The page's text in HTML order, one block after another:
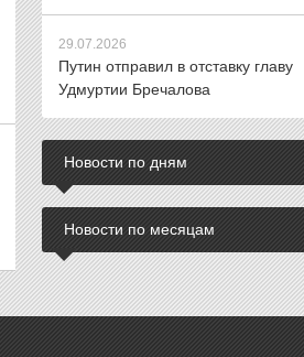
29.07.2026
Путин отправил в отставку главу
Удмуртии Бречалова
Новости по дням
Новости по месяцам